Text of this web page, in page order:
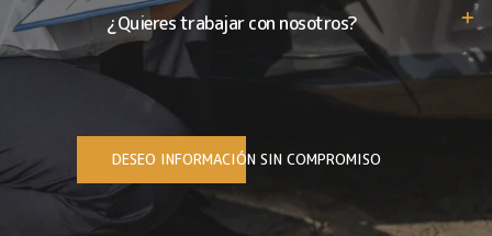
¿Quieres trabajar con nosotros?
DESEO INFORMACIÓN SIN COMPROMISO